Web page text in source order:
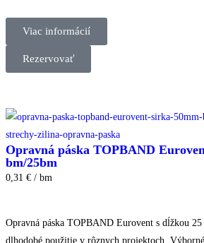
Viac informácií
Rezervovať
Opravná páska TOPBAND
bm/25bm
0,31 € / bm
Opravná páska TOPBAND Eurovent s dĺžkou
dlhodobé použitie v rôznych projektoch.